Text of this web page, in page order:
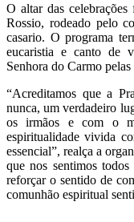
O altar das
Rossio, rodeado pelo
casario. O programa
eucaristia e canto de
Senhora do Carmo
“Acreditamos que a
nunca, um verdadeiro
os irmãos e com o
espiritualidade vivida
essencial”,realça a
que nos sentimos
reforçar o sentido de
comunhão espiritual